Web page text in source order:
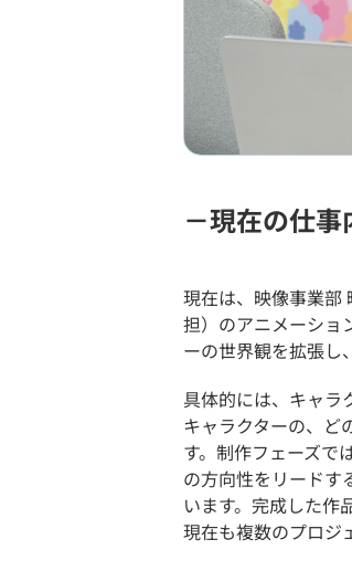
－現在の仕事
現在は、映像事業部
担）のアニメーショ
ーの世界観を拡張し、
具体的には、キャラ
キャラクターの、ど
す。制作フェーズで
の方向性をリードす
います。完成した作
現在も複数のプロジ